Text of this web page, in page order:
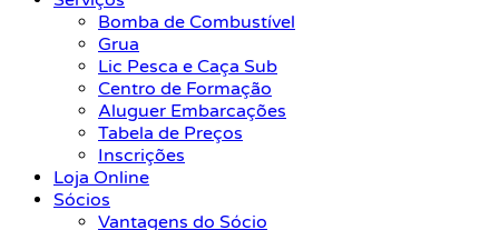
Bomba de Combustível
Grua
Lic Pesca e Caça Sub
Centro de Formação
Aluguer Embarcações
Tabela de Preços
Inscrições
Loja Online
Sócios
Vantagens do Sócio